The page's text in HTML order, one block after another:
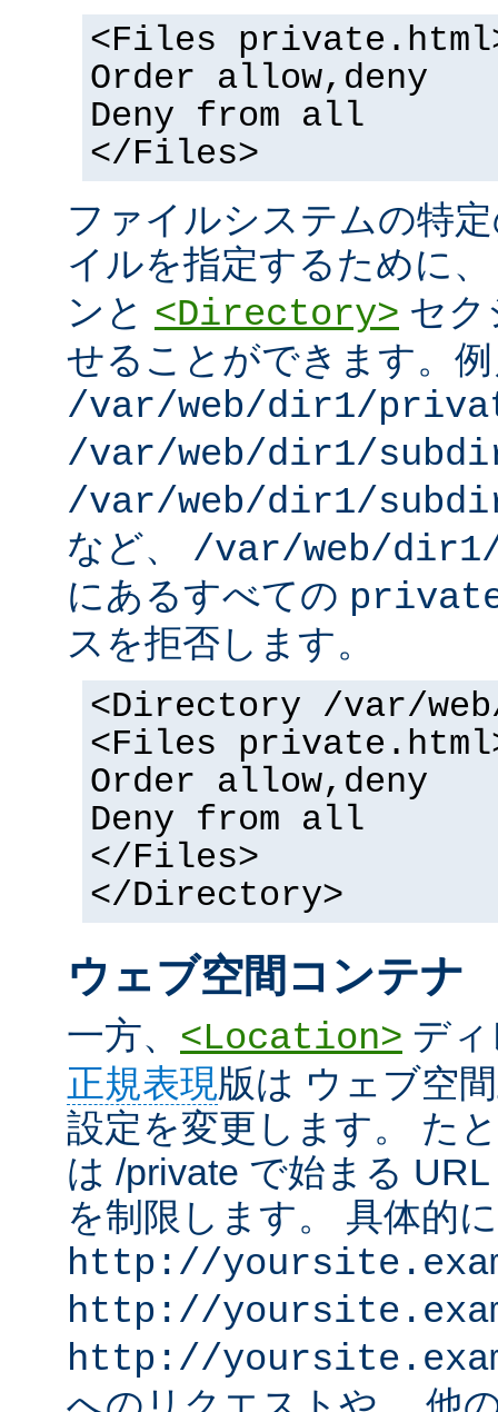
<Files
Order allow,deny
Deny from all
</Files>
ファイルシステムの特
イルを指定するために
ンと <Directory> セク
せることができます。
/var/web/dir1/
/var/web/dir1/
/var/web/dir1/
など、 /var/web/
にあるすべての
スを拒否します。
<Directory /var/
<Files
Order allow,deny
Deny from all
</Files>
</Directory>
ウェブ空間コンテナ
一方、 <Location> デ
正規表現版は ウェブ空
設定を変更します。 た
は /private で始まる
を制限します。 具体的
http://
http://
http://